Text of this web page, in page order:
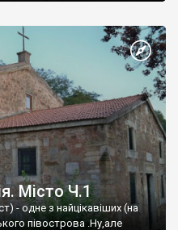
Місто Ч.1
- одне з найцікавіших (на
півострова .Ну,але